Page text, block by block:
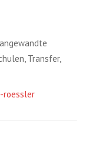
Transfer,
roessler